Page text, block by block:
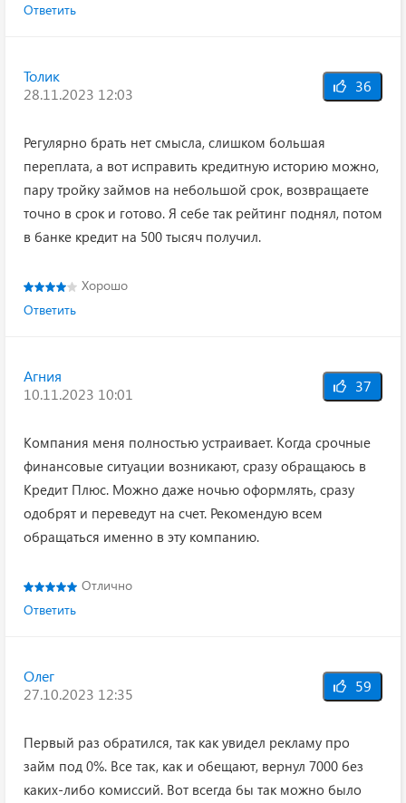
Ответить
Толик
28.11.2023 12:03
36
Регулярно брать нет смысла, слишком большая
переплата, а вот исправить кредитную историю можно,
пару тройку займов на небольшой срок, возвращаете
точно в срок и готово. Я себе так рейтинг поднял, потом
в банке кредит на 500 тысяч получил.
Хорошо
Ответить
Агния
10.11.2023 10:01
37
Компания меня полностью устраивает. Когда срочные
финансовые ситуации возникают, сразу обращаюсь в
Кредит Плюс. Можно даже ночью оформлять, сразу
одобрят и переведут на счет. Рекомендую всем
обращаться именно в эту компанию.
Отлично
Ответить
Олег
27.10.2023 12:35
59
Первый раз обратился, так как увидел рекламу про
займ под 0%. Все так, как и обещают, вернул 7000 без
каких-либо комиссий. Вот всегда бы так можно было